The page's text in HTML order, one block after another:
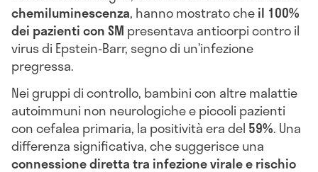
chemiluminescenza, hanno mostrato cheil 100%
dei pazienti con SM presentava anticorpi contro il
virus di Epstein-Barr, segno di un’infezione
pregressa.
Nei gruppi di controllo, bambini con altre malattie
autoimmuni non neurologiche e piccoli pazienti
con cefalea primaria, la positività era del 59%. Una
differenza significativa, che suggerisce una
connessione diretta tra infezione virale e rischio